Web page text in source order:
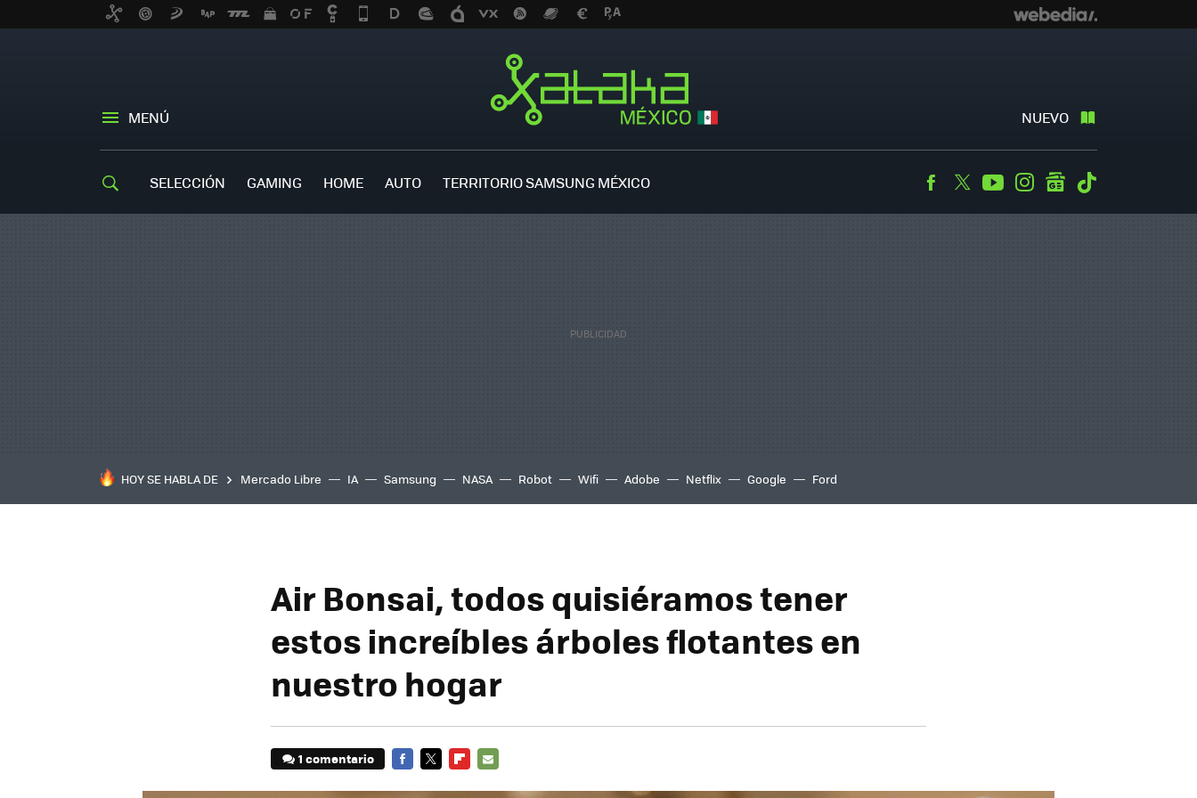
MENÚ NUEVO
SELECCIÓN GAMING HOME AUTO TERRITORIO SAMSUNG MÉXICO Facebook
TwitterYoutubeInstagramgooglenews
HOY SE HABLA DE Mercado Libre IA Samsung NASA Robot Wifi Adobe Netflix Google Ford
Air Bonsai, todos quisiéramos tener
estos increíbles árboles flotantes en
nuestro hogar
1 comentario